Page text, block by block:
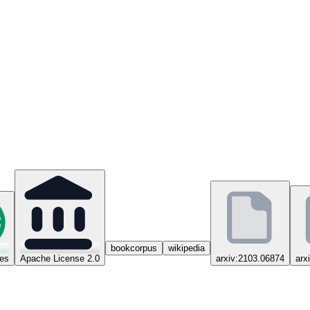
Apache License 2.0
bookcorpus
wikipedia
arxiv:2103.06874